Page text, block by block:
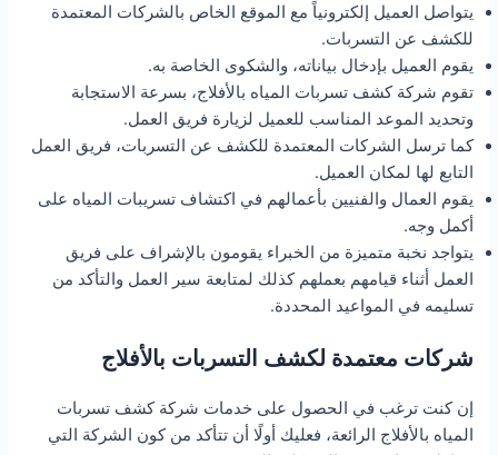
يتواصل العميل إلكترونياً مع الموقع الخاص بالشركات المعتمدة
للكشف عن التسربات.
يقوم العميل بإدخال بياناته، والشكوى الخاصة به.
تقوم شركة كشف تسربات المياه بالأفلاج، بسرعة الاستجابة
وتحديد الموعد المناسب للعميل لزيارة فريق العمل.
كما ترسل الشركات المعتمدة للكشف عن التسربات، فريق العمل
التابع لها لمكان العميل.
يقوم العمال والفنيين بأعمالهم في اكتشاف تسريبات المياه على
أكمل وجه.
يتواجد نخبة متميزة من الخبراء يقومون بالإشراف على فريق
العمل أثناء قيامهم بعملهم كذلك لمتابعة سير العمل والتأكد من
تسليمه في المواعيد المحددة.
شركات معتمدة لكشف التسربات بالأفلاج
إن كنت ترغب في الحصول على خدمات شركة كشف تسربات
المياه بالأفلاج الرائعة، فعليك أولًا أن تتأكد من كون الشركة التي